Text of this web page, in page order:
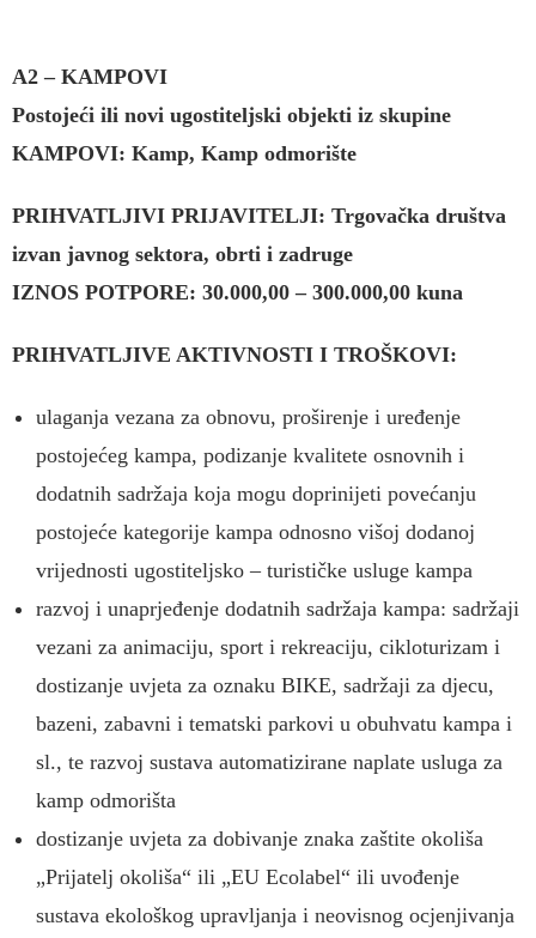
A2 – KAMPOVI
Postojeći ili novi ugostiteljski objekti iz skupine
KAMPOVI: Kamp, Kamp odmorište
PRIHVATLJIVI PRIJAVITELJI: Trgovačka društva
izvan javnog sektora, obrti i zadruge
IZNOS POTPORE: 30.000,00 – 300.000,00 kuna
PRIHVATLJIVE AKTIVNOSTI I TROŠKOVI:
ulaganja vezana za obnovu, proširenje i uređenje
postojećeg kampa, podizanje kvalitete osnovnih i
dodatnih sadržaja koja mogu doprinijeti povećanju
postojeće kategorije kampa odnosno višoj dodanoj
vrijednosti ugostiteljsko – turističke usluge kampa
razvoj i unaprjeđenje dodatnih sadržaja kampa: sadržaji
vezani za animaciju, sport i rekreaciju, cikloturizam i
dostizanje uvjeta za oznaku BIKE, sadržaji za djecu,
bazeni, zabavni i tematski parkovi u obuhvatu kampa i
sl., te razvoj sustava automatizirane naplate usluga za
kamp odmorišta
dostizanje uvjeta za dobivanje znaka zaštite okoliša
„Prijatelj okoliša“ ili „EU Ecolabel“ ili uvođenje
sustava ekološkog upravljanja i neovisnog ocjenjivanja